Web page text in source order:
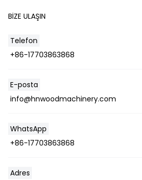
BIZE ULAŞIN
Telefon
+86-17703863868
E-posta
info@hnwoodmachinery.com
WhatsApp
+86-17703863868
Adres